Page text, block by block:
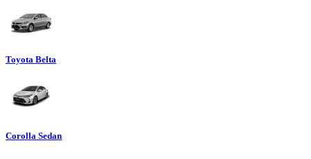
Toyota Belta
Corolla Sedan